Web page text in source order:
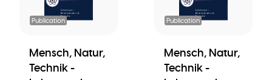
Publication
Mensch, Natur,
Technik -
Publication
Mensch, Natur,
Technik -